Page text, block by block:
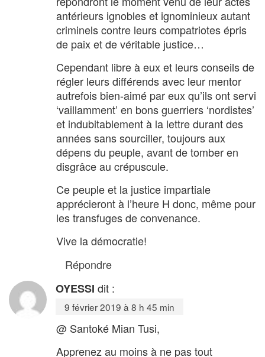
antérieurs ignobles et ignominieux autant
criminels contre leurs compatriotes épris
de paix et de véritable justice…
Cependant libre à eux et leurs conseils de
régler leurs différends avec leur mentor
autrefois bien-aimé par eux qu’ils ont servi
‘vaillamment’ en bons guerriers ‘nordistes’
et indubitablement à la lettre durant des
années sans sourciller, toujours aux
dépens du peuple, avant de tomber en
disgrâce au crépuscule.
Ce peuple et la justice impartiale
apprécieront à l’heure H donc, même pour
les transfuges de convenance.
Vive la démocratie!
Répondre
OYESSI dit :
9 février 2019 à 8 h 45 min
@ Santoké Mian Tusi,
Apprenez au moins à ne pas tout